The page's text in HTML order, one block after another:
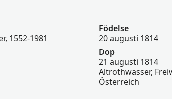
1552-1981
Födelse
20 augusti 1814
Dop
21 augusti 1814
Altrothwasser,
Österreich